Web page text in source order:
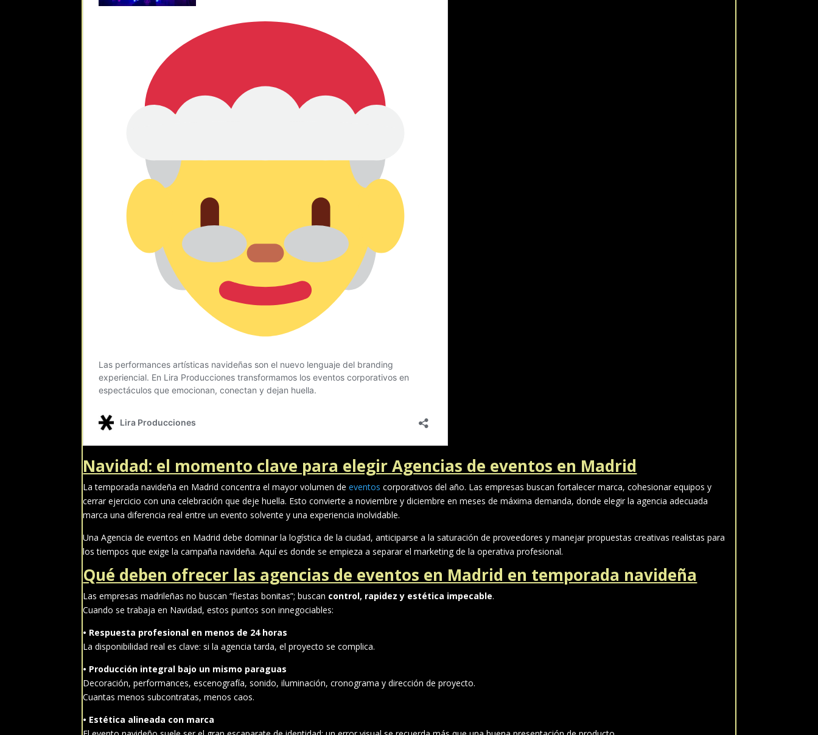
Navidad: el momento clave para elegir Agencias de eventos en Madrid
La temporada navideña en Madrid concentra el mayor volumen deeventos corporativos del año. Las empresas buscan fortalecer marca, cohesionar equipos y
cerrar ejercicio con una celebración que deje huella. Esto convierte a noviembre y diciembre en meses de máxima demanda, donde elegir la agencia adecuada
marca una diferencia real entre un evento solvente y una experiencia inolvidable.
Una Agencia de eventos en Madrid debe dominar la logística de la ciudad, anticiparse a la saturación de proveedores y manejar propuestas creativas realistas para
los tiempos que exige la campaña navideña. Aquí es donde se empieza a separar el marketing de la operativa profesional.
Qué deben ofrecer las agencias de eventos en Madrid en temporada navideña
Las empresas madrileñas no buscan “fiestas bonitas”; buscan control, rapidez y estética impecable.
Cuando se trabaja en Navidad, estos puntos son innegociables:
• Respuesta profesional en menos de 24 horas
La disponibilidad real es clave: si la agencia tarda, el proyecto se complica.
• Producción integral bajo un mismo paraguas
Decoración, performances, escenografía, sonido, iluminación, cronograma y dirección de proyecto.
Cuantas menos subcontratas, menos caos.
• Estética alineada con marca